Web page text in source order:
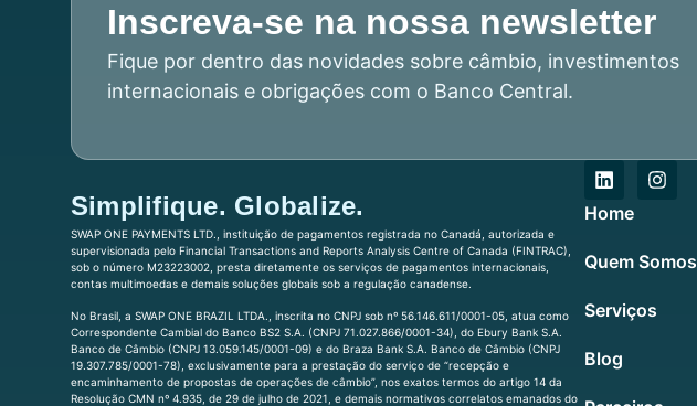
Inscreva-se na nossa newsletter
Fique por dentro das novidades sobre câmbio, investimentos
internacionais e obrigações com o Banco Central.
Simplifique. Globalize.
SWAP ONE PAYMENTS LTD., instituição de pagamentos registrada no Canadá, autorizada e
supervisionada pelo Financial Transactions and Reports Analysis Centre of Canada (FINTRAC),
sob o número M23223002, presta diretamente os serviços de pagamentos internacionais,
contas multimoedas e demais soluções globais sob a regulação canadense.
No Brasil, a SWAP ONE BRAZIL LTDA., inscrita no CNPJ sob nº 56.146.611/0001-05, atua como
Correspondente Cambial do Banco BS2 S.A. (CNPJ 71.027.866/0001-34), do Ebury Bank S.A.
Banco de Câmbio (CNPJ 13.059.145/0001-09) e do Braza Bank S.A. Banco de Câmbio (CNPJ
19.307.785/0001-78), exclusivamente para a prestação do serviço de “recepção e
encaminhamento de propostas de operações de câmbio”, nos exatos termos do artigo 14 da
Resolução CMN nº 4.935, de 29 de julho de 2021, e demais normativos correlatos emanados do
Home
Quem Somos
Serviços
Blog